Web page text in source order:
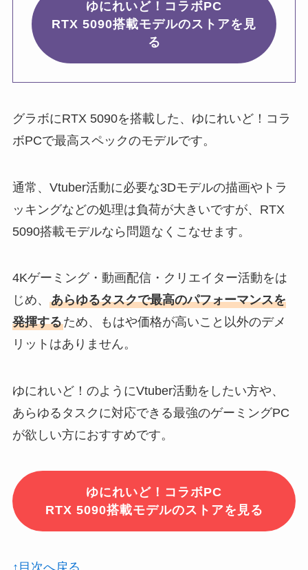
ゆにれいど！コラボPC
RTX 5090搭載モデルのストアを見
る
グラボにRTX 5090を搭載した、ゆにれいど！コラ
ボPCで最高スペックのモデルです。
通常、Vtuber活動に必要な3Dモデルの描画やトラ
ッキングなどの処理は負荷が大きいですが、RTX
5090搭載モデルなら問題なくこなせます。
4Kゲーミング・動画配信・クリエイター活動をは
じめ、 あらゆるタスクで最高のパフォーマンスを
発揮するため、もはや価格が高いこと以外のデメ
リットはありません。
ゆにれいど！のようにVtuber活動をしたい方や、
あらゆるタスクに対応できる最強のゲーミングPC
が欲しい方におすすめです。
ゆにれいど！コラボPC
RTX 5090搭載モデルのストアを見る
↑目次へ戻る